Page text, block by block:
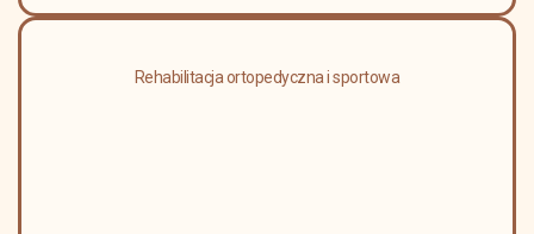
Rehabilitacja ortopedyczna i sportowa